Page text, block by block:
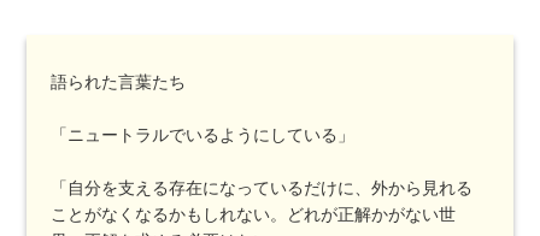
語られた言葉たち
「ニュートラルでいるようにしている」
「自分を支える存在になっているだけに、外から見れる
ことがなくなるかもしれない。どれが正解かがない世